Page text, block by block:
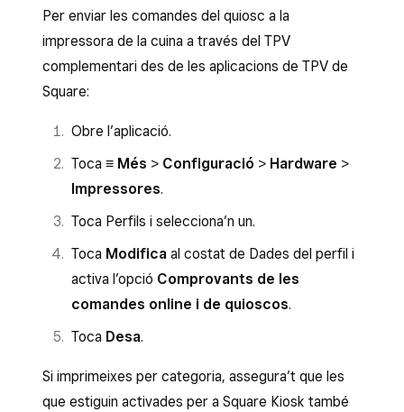
Per enviar les comandes del quiosc a la
impressora de la cuina a través del TPV
complementari des de les aplicacions de TPV de
Square:
Obre l’aplicació.
Toca ≡ Més > Configuració > Hardware >
Impressores.
Toca Perfils i selecciona’n un.
Toca Modifica al costat de Dades del perfil i
activa l’opció Comprovants de les
comandes online i de quioscos.
Toca Desa.
Si imprimeixes per categoria, assegura’t que les
que estiguin activades per a Square Kiosk també